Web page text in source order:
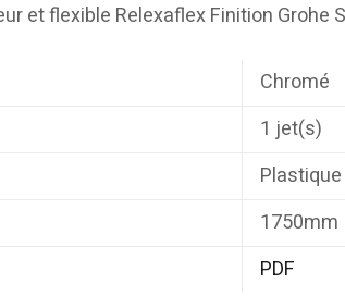
et flexible Relexaflex Finition Grohe
Chromé
1 jet(s)
Plastique
1750mm
PDF